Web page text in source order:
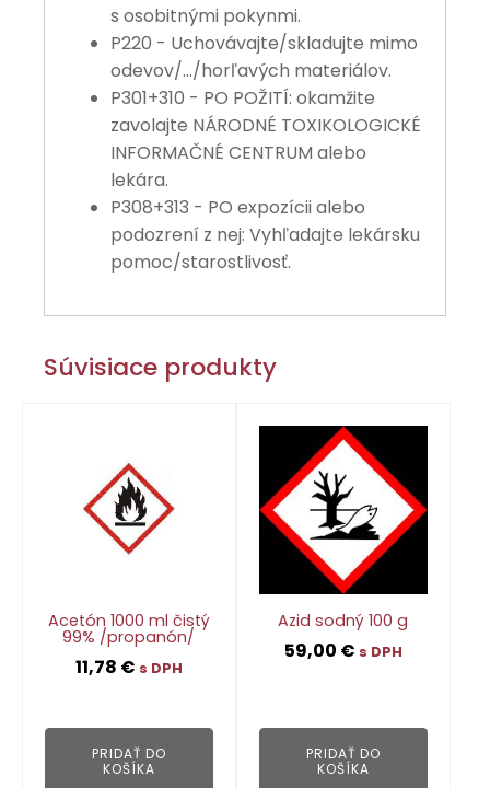
s osobitnými pokynmi.
P220 - Uchovávajte/skladujte mimo
odevov/…/horľavých materiálov.
P301+310 - PO POŽITÍ: okamžite
zavolajte NÁRODNÉ TOXIKOLOGICKÉ
INFORMAČNÉ CENTRUM alebo
lekára.
P308+313 - PO expozícii alebo
podozrení z nej: Vyhľadajte lekársku
pomoc/starostlivosť.
Súvisiace produkty
Acetón 1000 ml čistý
99% /propanón/
11,78 € s DPH
PRIDAŤ DO
KOŠÍKA
Azid sodný 100 g
59,00 € s DPH
PRIDAŤ DO
KOŠÍKA